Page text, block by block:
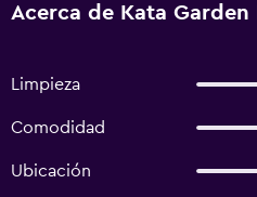
Acerca de Kata Garden
Limpieza
Comodidad
Ubicación